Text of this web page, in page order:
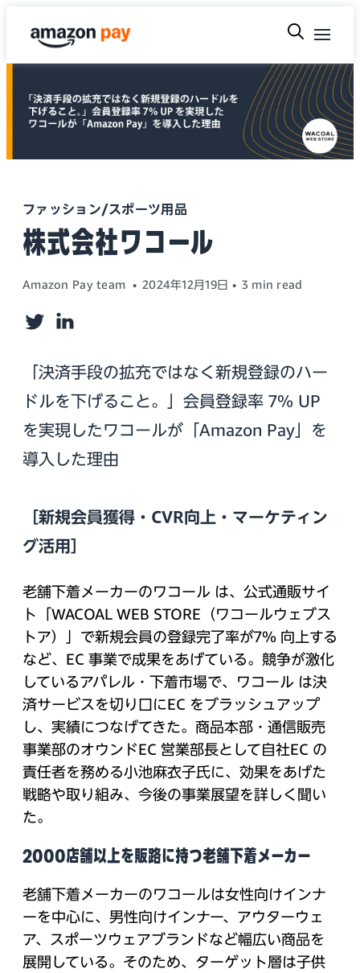
ファッション/スポーツ用品
株式会社ワコール
Amazon Pay team 2024年12月19日 3 min read
Twitter
「決済手段の拡充ではなく新規登録のハー
ドルを下げること。」会員登録率 7％ UP
を実現したワコールが「Amazon Pay」を
導入した理由
［新規会員獲得・CVR向上・マーケティン
グ活用］
老舗下着メーカーのワコール は、公式通販サイ
ト「WACOAL WEB STORE（ワコールウェブス
トア）」で新規会員の登録完了率が7% 向上する
など、EC 事業で成果をあげている。競争が激化
しているアパレル・下着市場で、ワコール は決
済サービスを切り口にEC をブラッシュアップ
し、実績につなげてきた。商品本部・通信販売
事業部のオウンドEC 営業部長として自社EC の
責任者を務める小池麻衣子氏に、効果をあげた
戦略や取り組み、今後の事業展望を詳しく聞い
た。
2000店舗以上を販路に持つ老舗下着メーカー
老舗下着メーカーのワコールは女性向けインナ
ーを中心に、男性向けインナー、アウターウェ
ア、スポーツウェアブランドなど幅広い商品を
展開している。そのため、ターゲット層は子供